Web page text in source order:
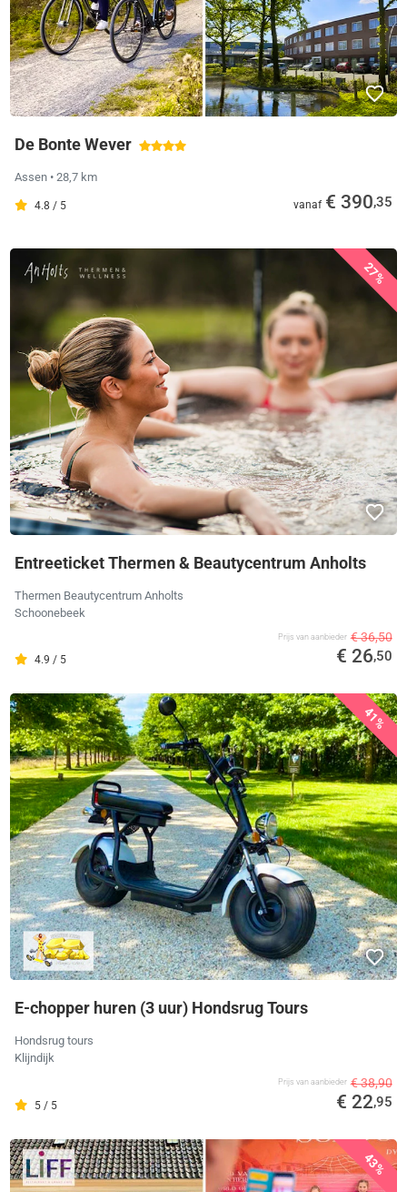
De Bonte Wever
Assen • 28,7 km
4.8 / 5 vanaf € 390,35
27%
Entreeticket Thermen & Beautycentrum Anholts
Thermen Beautycentrum Anholts
Schoonebeek
4.9 / 5
Prijs van aanbieder € 36,50
€ 26,50
41%
E-chopper huren (3 uur) Hondsrug Tours
Hondsrug tours
Klijndijk
5 / 5
Prijs van aanbieder € 38,90
€ 22,95
43%